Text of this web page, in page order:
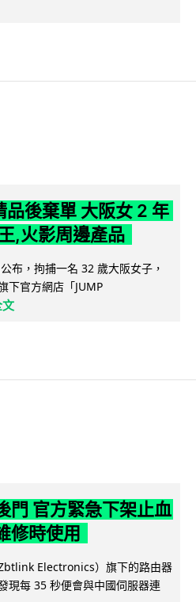
後棄單 大阪女 2 年
,火影周邊產品
布，拘捕一名 32 歲大阪女子，
下官方網店「JUMP
門 官方緊急下架止血
修時使用
Electronics）旗下的路由器
現每 35 秒便會與中國伺服器連